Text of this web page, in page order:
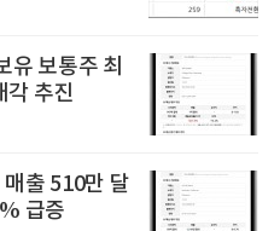
유 보통주 최
각 추진
출 510만 달
급증